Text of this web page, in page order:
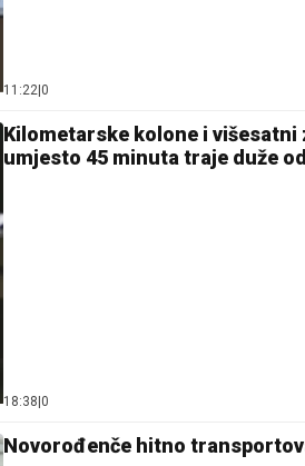
11:22 0
Kilometarske kolone i
umjesto 45 minuta traje duže
18:38 0
Novorođenče hitno